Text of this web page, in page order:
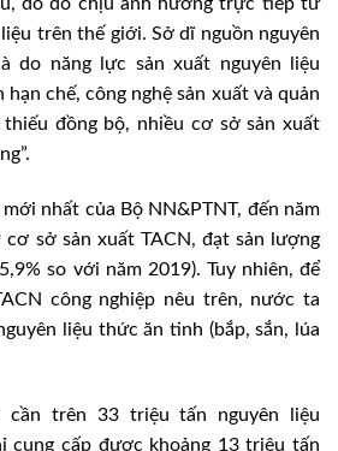
trên thế giới. Sở dĩ nguồn nguyên
do năng lực sản xuất nguyên liệu
chế, công nghệ sản xuất và quản
đồng bộ, nhiều cơ sở sản xuất
nhất của Bộ NN&PTNT, đến năm
sở sản xuất TACN, đạt sản lượng
so với năm 2019). Tuy nhiên, để
công nghiệp nêu trên, nước ta
liệu thức ăn tinh (bắp, sắn, lúa
cần trên 33 triệu tấn nguyên liệu
cung cấp được khoảng 13 triệu tấn